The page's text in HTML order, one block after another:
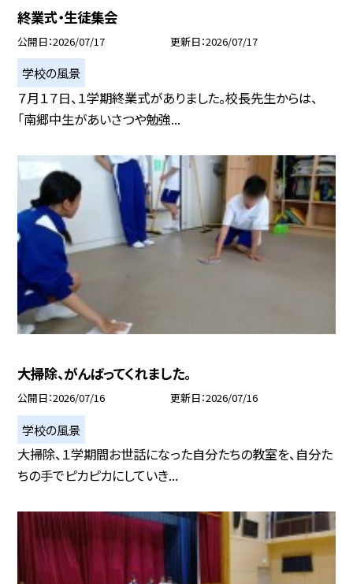
終業式・生徒集会
公開日 2026/07/17 更新日 2026/07/17
学校の風景
７月１７日、１学期終業式がありました。校長先生からは、
「南郷中生があいさつや勉強...
大掃除、がんばってくれました。
公開日 2026/07/16 更新日 2026/07/16
学校の風景
大掃除、１学期間お世話になった自分たちの教室を、自分た
ちの手でピカピカにしていき...